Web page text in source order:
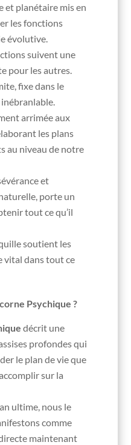
et planétaire mis en
les fonctions
évolutive.
suivent une
pour les autres.
fixe dans le
arrimée aux
les plans
au niveau de notre
et
porte un
tout ce qu’il
soutient les
vital dans tout ce
Psychique ?
décrit une
profondes qui
le plan de vie que
sur la
ultime, nous le
comme
maintenant